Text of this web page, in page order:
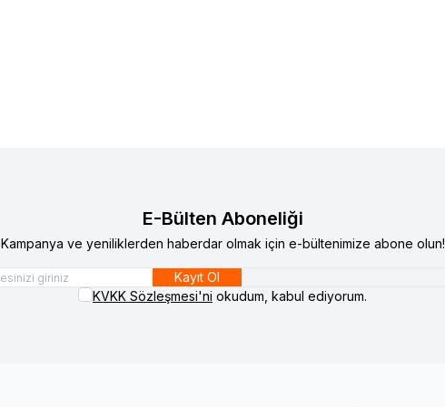
E-Bülten Aboneliği
Kampanya ve yeniliklerden haberdar olmak için e-bültenimize abone olun!
Kayıt Ol
KVKK Sözleşmesi'ni okudum, kabul ediyorum.